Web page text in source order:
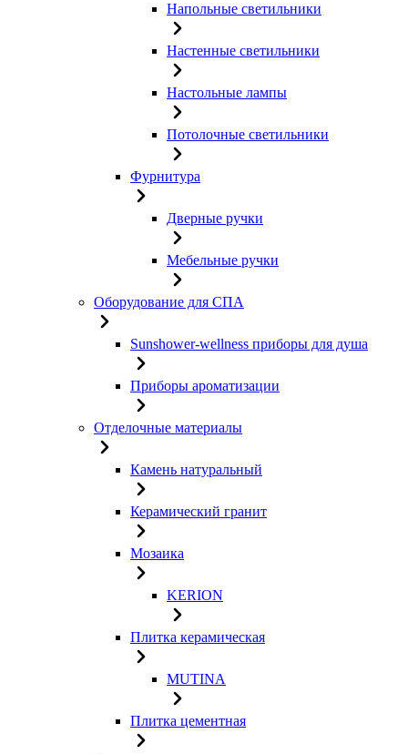
Напольные светильники
Настенные светильники
Настольные лампы
Потолочные светильники
Фурнитура
Дверные ручки
Мебельные ручки
Оборудование для СПА
Sunshower-wellness приборы для душа
Приборы ароматизации
Отделочные материалы
Камень натуральный
Керамический гранит
Мозаика
KERION
Плитка керамическая
MUTINA
Плитка цементная